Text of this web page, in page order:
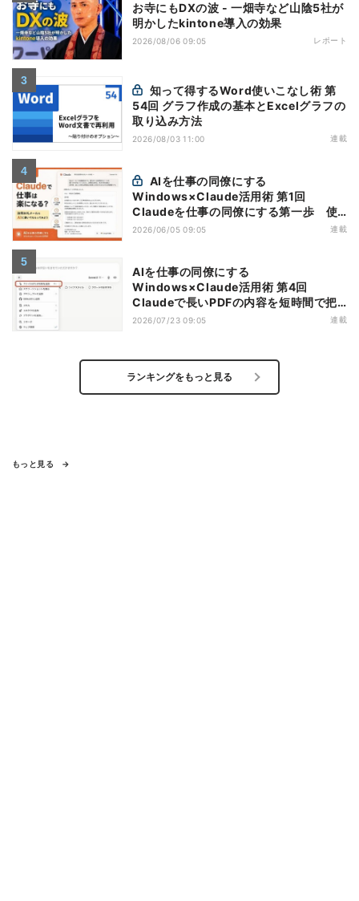
お寺にもDXの波 - 一畑寺など山陰5社が
明かしたkintone導入の効果
2026/08/06 09:05 レポート
54回 グラフ作成の基本とExcelグラフの
取り込み方法
2026/08/03 11:00 連載
Windows×Claude活用術 第1回
Claudeを仕事の同僚にする第一歩 使
い始める前に知っておきたい基本知識
2026/06/05 09:05 連載
AIを仕事の同僚にする
Windows×Claude活用術 第4回
Claudeで長いPDFの内容を短時間で把
握する
2026/07/23 09:05 連載
ランキングをもっと見る
もっと見る